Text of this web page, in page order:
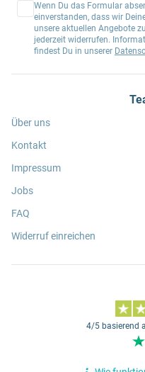
Wenn Du das Formular
einverstanden, dass wir
unsere aktuellen Angebote
jederzeit widerrufen.
findest Du in unserer
Über uns
Kontakt
Impressum
Jobs
FAQ
Widerruf einreichen
4/5 basierend